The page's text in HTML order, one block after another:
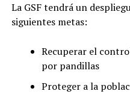
La GSF tendrá un
siguientes metas:
Recuperar el
por pandillas
Proteger a la